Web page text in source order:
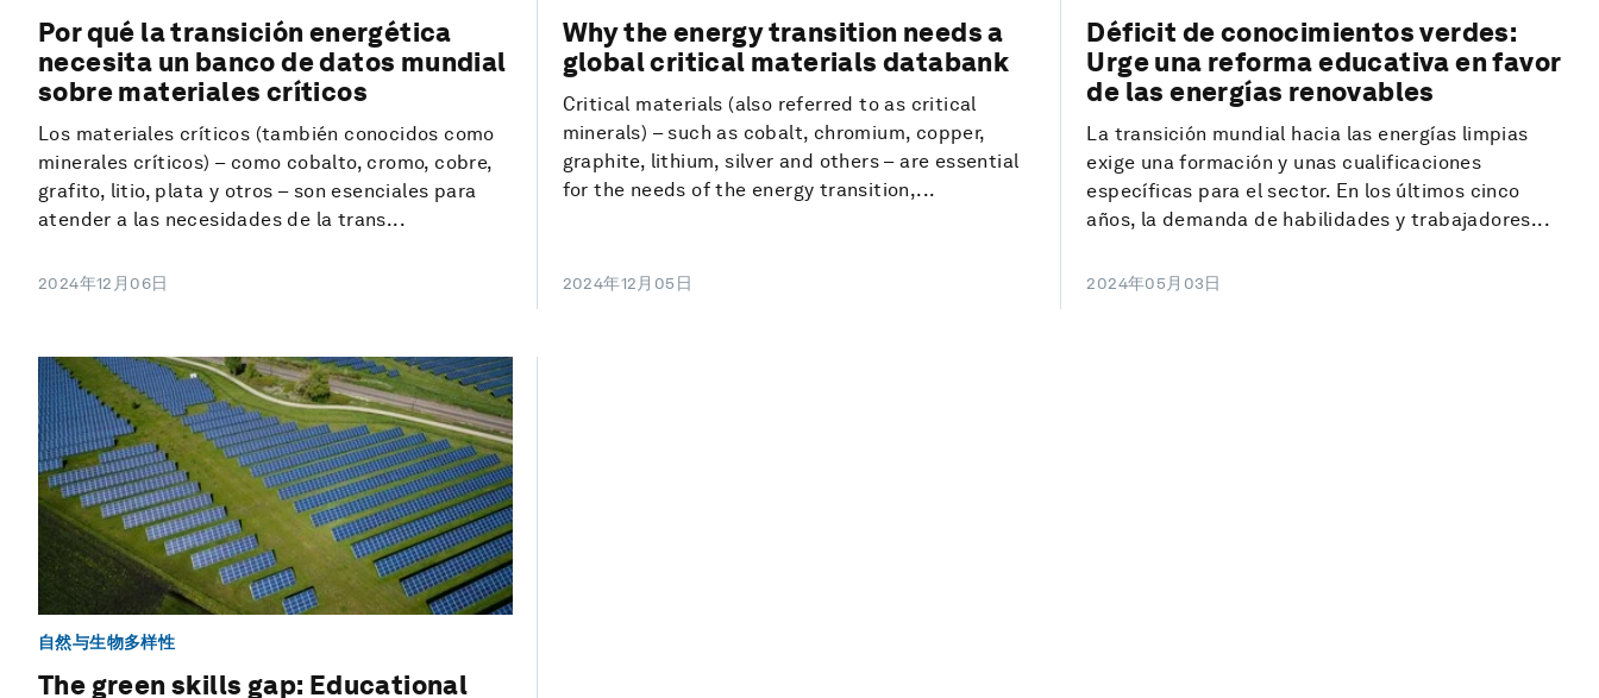
Por qué la transición energética
necesita un banco de datos mundial
sobre materiales críticos
Los materiales críticos (también conocidos como
minerales críticos) – como cobalto, cromo, cobre,
grafito, litio, plata y otros – son esenciales para
atender a las necesidades de la trans...
2024年12月06日
Why the energy transition needs a
global critical materials databank
Critical materials (also referred to as critical
minerals) – such as cobalt, chromium, copper,
graphite, lithium, silver and others – are essential
for the needs of the energy transition,...
2024年12月05日
Déficit de conocimientos verdes:
Urge una reforma educativa en favor
de las energías renovables
La transición mundial hacia las energías limpias
exige una formación y unas cualificaciones
específicas para el sector. En los últimos cinco
años, la demanda de habilidades y trabajadores...
2024年05月03日
自然与生物多样性
The green skills gap: Educational